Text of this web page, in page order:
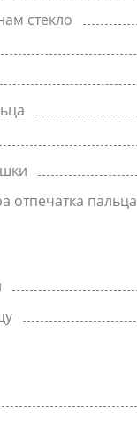
стекло
отпечатка пальца